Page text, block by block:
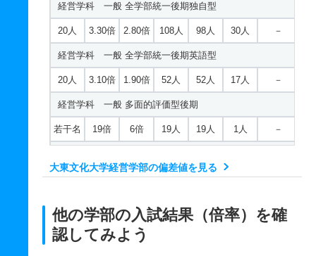
経営学科 一般 全学部統一後期独自型
20人 3.30倍 2.80倍 108人 98人 30人 －
経営学科 一般 全学部統一後期英語型
20人 3.10倍 1.90倍 52人 52人 17人 －
経営学科 一般 多面的評価型後期
若干名 19倍 6倍 19人 19人 1人 －
15人 2.90倍 1.90倍 725人 725人 248人 52.50
15人 1.90倍 1.30倍
大東文化大学経営学部の偏差値を見る
他の学部の入試結果（倍率）を確
認してみよう